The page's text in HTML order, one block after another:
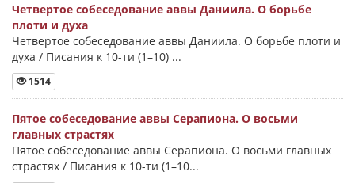
Четвертое собеседование аввы Даниила. О борьбе
плоти и духа
Четвертое собеседование аввы Даниила. О борьбе плоти и
духа / Писания к 10-ти (1–10) ...
1514
Пятое собеседование аввы Серапиона. О восьми
главных страстях
Пятое собеседование аввы Серапиона. О восьми главных
страстях / Писания к 10-ти (1–10...